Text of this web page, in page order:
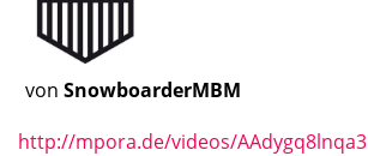
von SnowboarderMBM
http://mpora.de/videos/AAdygq8lnqa3